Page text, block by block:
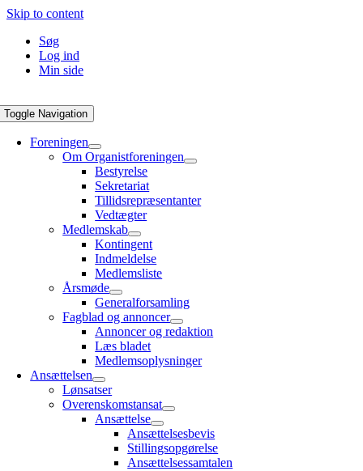
Skip to content
Søg
Log ind
Min side
Toggle Navigation
Foreningen
Om Organistforeningen
Bestyrelse
Sekretariat
Tillidsrepræsentanter
Vedtægter
Medlemskab
Kontingent
Indmeldelse
Medlemsliste
Årsmøde
Generalforsamling
Fagblad og annoncer
Annoncer og redaktion
Læs bladet
Medlemsoplysninger
Ansættelsen
Lønsatser
Overenskomstansat
Ansættelse
Ansættelsesbevis
Stillingsopgørelse
Ansættelsessamtalen